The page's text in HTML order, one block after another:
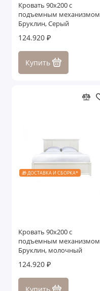
Кровать 90x200 с
подъемным механизмом
Бруклин, Серый
124.920 ₽
Купить
🎁 ДОСТАВКА И СБОРКА*
Кровать 90x200 с
подъемным механизмом
Бруклин, молочный
124.920 ₽